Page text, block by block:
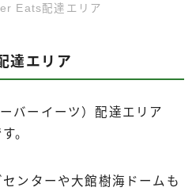
Eats配達エリア
達エリア
バーイーツ）配達エリア
。
ンターや大館樹海ドームも